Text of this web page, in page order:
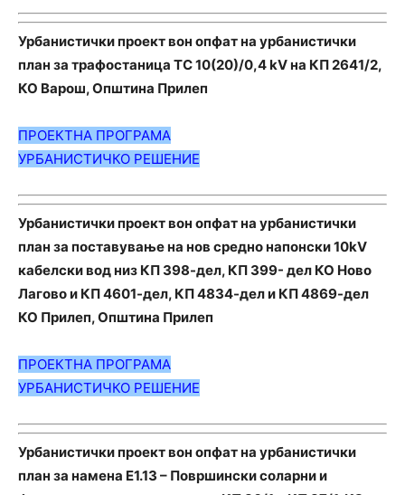
Урбанистички проект вон опфат на урбанистички
план за трафостаница ТС 10(20)/0,4 kV на КП 2641/2,
КО Варош, Општина Прилеп
ПРОЕКТНА ПРОГРАМА
УРБАНИСТИЧКО РЕШЕНИЕ
Урбанистички проект вон опфат на урбанистички
план за поставување на нов средно напонски 10kV
кабелски вод низ КП 398-дел, КП 399- дел КО Ново
Лагово и КП 4601-дел, КП 4834-дел и КП 4869-дел
КО Прилеп, Општинa Прилеп
ПРОЕКТНА ПРОГРАМА
УРБАНИСТИЧКО РЕШЕНИЕ
Урбанистички проект вон опфат на урбанистички
план за намена Е1.13 – Површински соларни и